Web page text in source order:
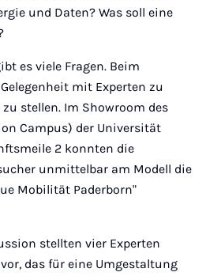
und Daten? Was soll eine
es viele Fragen. Beim
mit Experten zu
stellen. Im Showroom des
Campus) der Universität
2 konnten die
unmittelbar am Modell die
Mobilität Paderborn"
stellten vier Experten
das für eine Umgestaltung